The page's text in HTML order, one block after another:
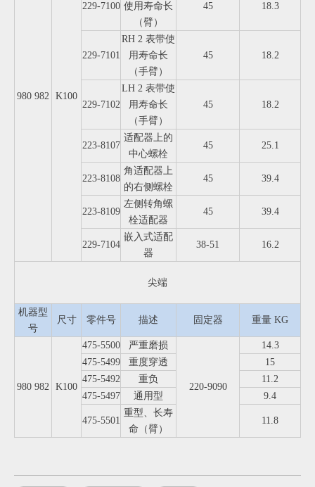
980 982 K100
229-7100 使用寿命长
（臂）
45 18.3
229-7101
RH 2 表带使
用寿命长
（手臂）
45 18.2
229-7102
LH 2 表带使
用寿命长
（手臂）
45 18.2
223-8107
适配器上的
中心螺栓
45 25.1
223-8108
角适配器上
的右侧螺栓
45 39.4
223-8109
左侧转角螺
栓适配器
45 39.4
229-7104
嵌入式适配
器
38-51 16.2
尖端
机器型
号
尺寸 零件号 描述 固定器 重量 KG
980 982 K100
475-5500 严重磨损
220-9090
14.3
475-5499
重度穿透
15
475-5492
重负
11.2
475-5497
通用型 9.4
475-5501
重型、长寿
命（臂）
11.8